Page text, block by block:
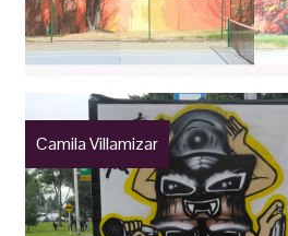
Camila Villamizar